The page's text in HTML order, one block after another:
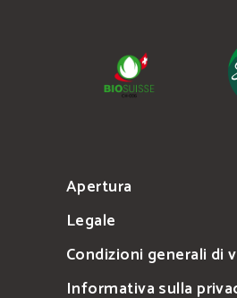
Apertura
Legale
Condizioni generali di
Informativa sulla